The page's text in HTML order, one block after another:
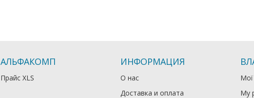
АЛЬФАКОМП
Прайс XLS
ИНФОРМАЦИЯ
О нас
Доставка и оплата
My